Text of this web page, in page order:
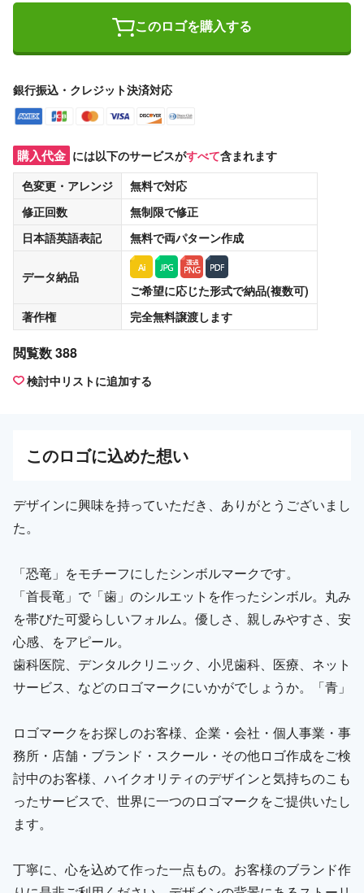
このロゴを購入する
銀行振込・クレジット決済対応
購入代金 には以下のサービスがすべて含まれます
色変更・アレンジ
無料で対応
修正回数
無制限で修正
日本語英語表記
無料で両パターン作成
データ納品
ご希望に応じた形式で納品(複数可)
著作権
完全無料譲渡します
閲覧数 388
検討中リストに追加する
このロゴに込めた想い
デザインに興味を持っていただき、ありがとうございまし
た。
「恐竜」をモチーフにしたシンボルマークです。
「首長竜」で「歯」のシルエットを作ったシンボル。丸み
を帯びた可愛らしいフォルム。優しさ、親しみやすさ、安
心感、をアピール。
歯科医院、デンタルクリニック、小児歯科、医療、ネット
サービス、などのロゴマークにいかがでしょうか。「青」
ロゴマークをお探しのお客様、企業・会社・個人事業・事
務所・店舗・ブランド・スクール・その他ロゴ作成をご検
討中のお客様、ハイクオリティのデザインと気持ちのこも
ったサービスで、世界に一つのロゴマークをご提供いたし
ます。
丁寧に、心を込めて作った一点もの。お客様のブランド作